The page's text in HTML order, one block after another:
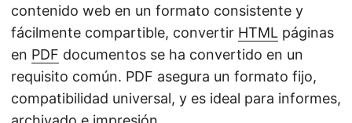
contenido web en un formato consistente y
fácilmente compartible, convertir HTML páginas
en PDF documentos se ha convertido en un
requisito común. PDF asegura un formato fijo,
compatibilidad universal, y es ideal para informes,